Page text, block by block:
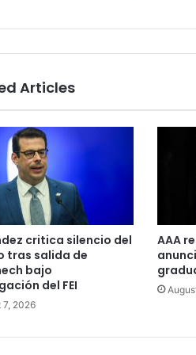
Articles
critica silencio del
tras salida de
bajo
del FEI
7, 2026
AAA